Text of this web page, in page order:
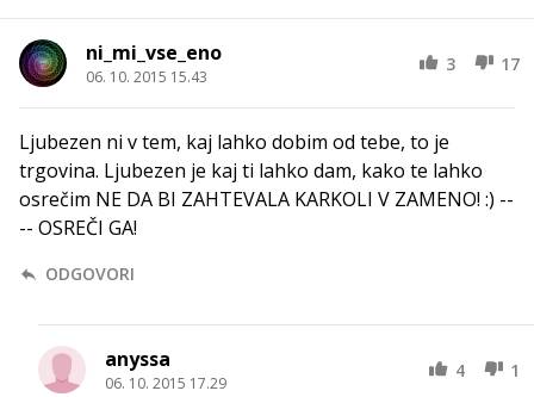
ni_mi_vse_eno
06. 10. 2015 15.43
3 17
Ljubezen ni v tem, kaj lahko dobim od tebe, to je
trgovina. Ljubezen je kaj ti lahko dam, kako te lahko
osrečim NE DA BI ZAHTEVALA KARKOLI V ZAMENO! :) --
-- OSREČI GA!
ODGOVORI
anyssa
06. 10. 2015 17.29
4 1